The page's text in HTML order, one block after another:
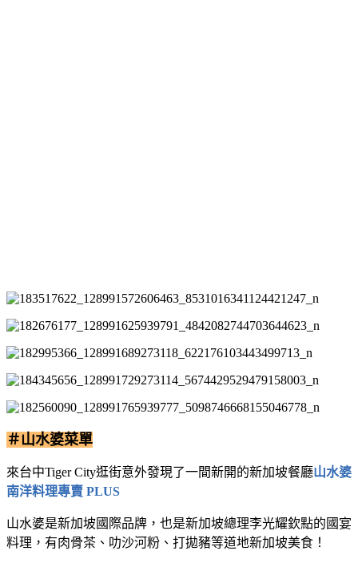
＃山水婆菜單
來台中Tiger City逛街意外發現了一間新開的新加坡餐廳山水婆
南洋料理專賣 PLUS
山水婆是新加坡國際品牌，也是新加坡總理李光耀欽點的國宴
料理，有肉骨茶、叻沙河粉、打拋豬等道地新加坡美食！